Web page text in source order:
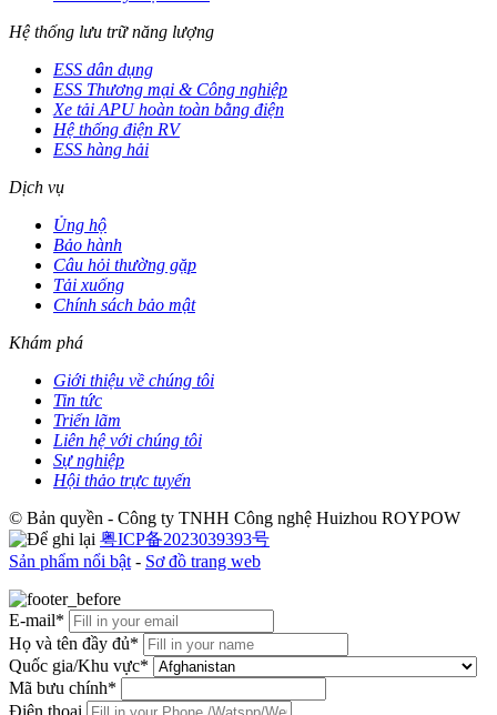
Hệ thống lưu trữ năng lượng
ESS dân dụng
ESS Thương mại & Công nghiệp
Xe tải APU hoàn toàn bằng điện
Hệ thống điện RV
ESS hàng hải
Dịch vụ
Ủng hộ
Bảo hành
Câu hỏi thường gặp
Tải xuống
Chính sách bảo mật
Khám phá
Giới thiệu về chúng tôi
Tin tức
Triển lãm
Liên hệ với chúng tôi
Sự nghiệp
Hội thảo trực tuyến
© Bản quyền - Công ty TNHH Công nghệ Huizhou ROYPOW
粤ICP备2023039393号
Sản phẩm nổi bật - Sơ đồ trang web
E-mail*
Họ và tên đầy đủ*
Quốc gia/Khu vực*
Mã bưu chính*